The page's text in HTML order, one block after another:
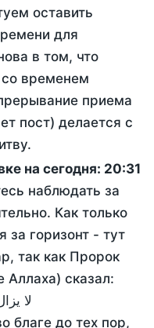
оставить
для
в том, что
временем
приема
пост) делается с
на сегодня: 20:31
наблюдать за
Как только
за горизонт - тут
так как Пророк
Аллаха) сказал:
لا
благе до тех пор,